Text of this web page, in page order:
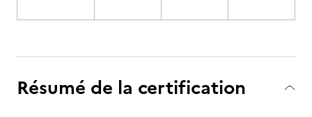
Résumé de la certification